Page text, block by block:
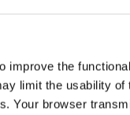
the
limit the usability of
Your browser